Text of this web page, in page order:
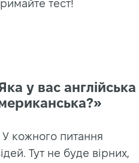
тест!
у вас англійська
У кожного питання
Тут не буде вірних,